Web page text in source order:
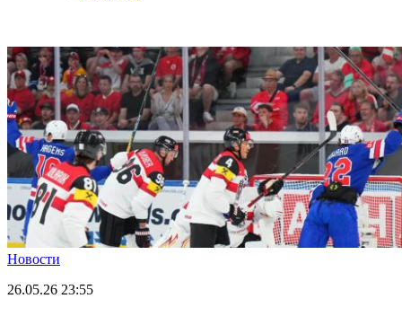
Новости
26.05.26 23:55